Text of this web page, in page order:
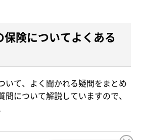
保険についてよくある
いて、よく聞かれる疑問をまとめ
問について解説していますので、